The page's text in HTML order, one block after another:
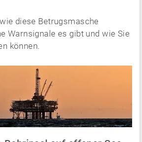
diese Betrugsmasche
Warnsignale es gibt und wie Sie
können.